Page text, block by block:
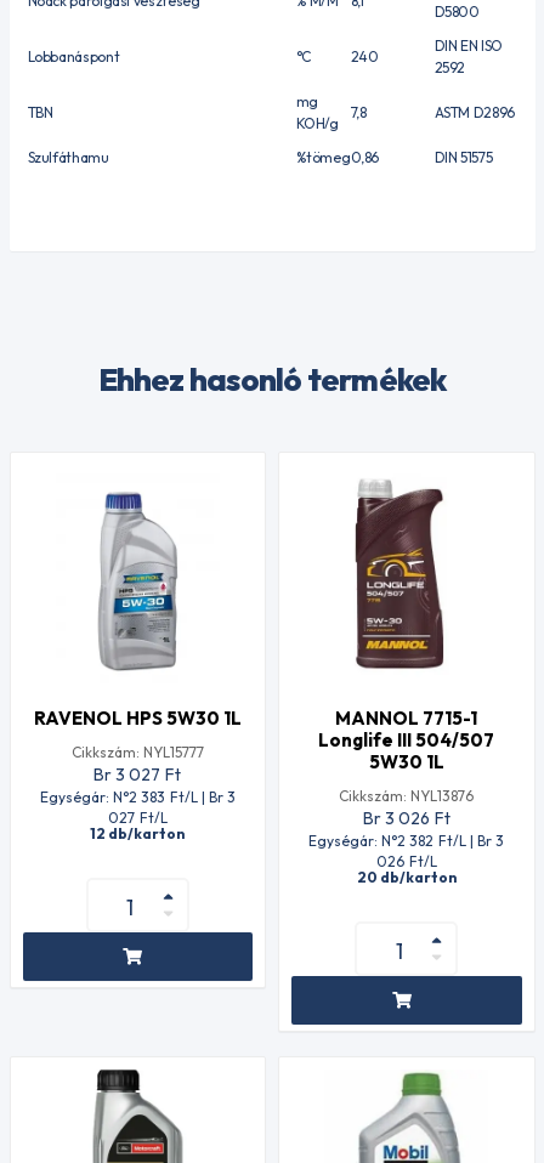
D5800
Lobbanáspont °C 240
DIN EN ISO
2592
TBN
mg
KOH/g
7,8 ASTM D2896
Szulfáthamu %tömeg0,86 DIN 51575
Ehhez hasonló termékek
RAVENOL HPS 5W30 1L
Cikkszám: NYL15777
Br 3 027 Ft
Egységár: N°2 383 Ft/L | Br 3
027 Ft/L
12 db/karton
MANNOL 7715-1
Longlife III 504/507
5W30 1L
Cikkszám: NYL13876
Br 3 026 Ft
Egységár: N°2 382 Ft/L | Br 3
026 Ft/L
20 db/karton